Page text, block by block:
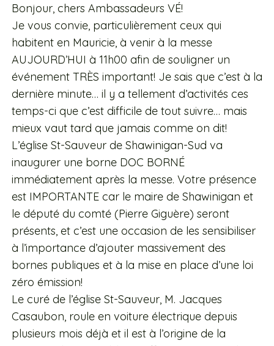
Bonjour, chers Ambassadeurs VÉ!
Je vous convie, particulièrement ceux qui
habitent en Mauricie, à venir à la messe
AUJOURD’HUI à 11h00 afin de souligner un
événement TRÈS important! Je sais que c’est à la
dernière minute… il y a tellement d’activités ces
temps-ci que c’est difficile de tout suivre… mais
mieux vaut tard que jamais comme on dit!
L’église St-Sauveur de Shawinigan-Sud va
inaugurer une borne DOC BORNÉ
immédiatement après la messe. Votre présence
est IMPORTANTE car le maire de Shawinigan et
le député du comté (Pierre Giguère) seront
présents, et c’est une occasion de les sensibiliser
à l’importance d’ajouter massivement des
bornes publiques et à la mise en place d’une loi
zéro émission!
Le curé de l’église St-Sauveur, M. Jacques
Casaubon, roule en voiture électrique depuis
plusieurs mois déjà et il est à l’origine de la